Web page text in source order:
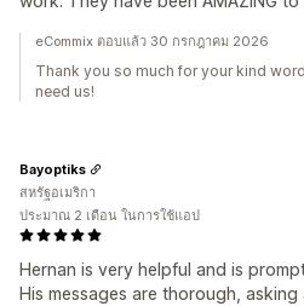
eCommix ตอบแล้ว 30 กรกฎาคม 2026
Thank you so much for your kind
need us!
Hernan is very helpful and is
His messages are thorough,
Bayoptiks
สหรัฐอเมริกา
ประมาณ 2 เดือน ในการใช้แอป